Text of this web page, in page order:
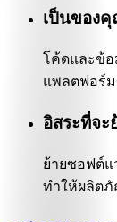
เป็นของ
โค้ดและข้อ
แพลตฟอร์
อิสระที่จะ
ย้ายซอฟต์แ
ทำให้ผลิต